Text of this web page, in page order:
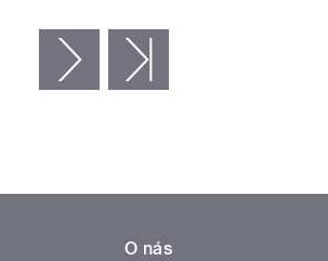
následující ›
O nás